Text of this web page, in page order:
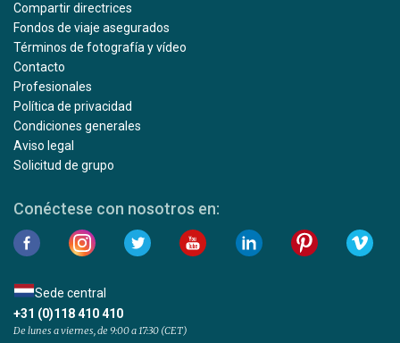
Compartir directrices
Fondos de viaje asegurados
Términos de fotografía y vídeo
Contacto
Profesionales
Política de privacidad
Condiciones generales
Aviso legal
Solicitud de grupo
Conéctese con nosotros en:
Sede central
+31 (0)118 410 410
De lunes a viernes, de 9:00 a 17:30 (CET)